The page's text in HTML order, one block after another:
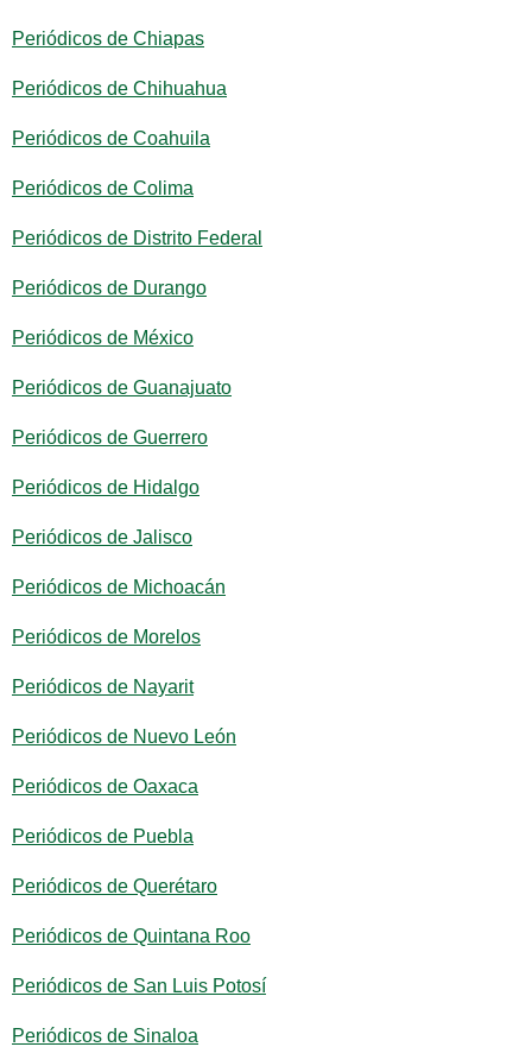
Periódicos de Chiapas
Periódicos de Chihuahua
Periódicos de Coahuila
Periódicos de Colima
Periódicos de Distrito Federal
Periódicos de Durango
Periódicos de México
Periódicos de Guanajuato
Periódicos de Guerrero
Periódicos de Hidalgo
Periódicos de Jalisco
Periódicos de Michoacán
Periódicos de Morelos
Periódicos de Nayarit
Periódicos de Nuevo León
Periódicos de Oaxaca
Periódicos de Puebla
Periódicos de Querétaro
Periódicos de Quintana Roo
Periódicos de San Luis Potosí
Periódicos de Sinaloa